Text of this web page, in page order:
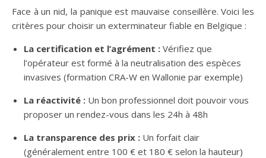
Face à un nid, la panique est mauvaise conseillère. Voici les
critères pour choisir un exterminateur fiable en Belgique :
La certification et l’agrément : Vérifiez que
l’opérateur est formé à la neutralisation des espèces
invasives (formation CRA-W en Wallonie par exemple)
La réactivité : Un bon professionnel doit pouvoir vous
proposer un rendez-vous dans les 24h à 48h
La transparence des prix : Un forfait clair
(généralement entre 100 € et 180 € selon la hauteur)